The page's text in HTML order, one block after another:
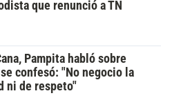
que renunció a TN
Pampita habló sobre
confesó: "No negocio la
ni de respeto"